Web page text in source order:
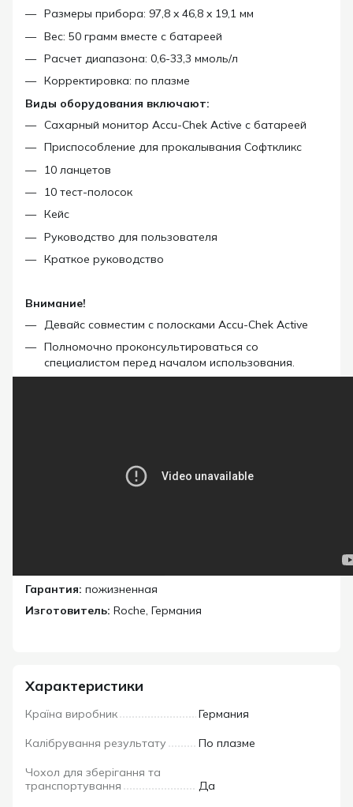
Размеры прибора: 97,8 x 46,8 x 19,1 мм
Вес: 50 грамм вместе с батареей
Расчет диапазона: 0,6-33,3 ммоль/л
Корректировка: по плазме
Виды оборудования включают:
Сахарный монитор Accu-Chek Active с батареей
Приспособление для прокалывания Софткликс
10 ланцетов
10 тест-полосок
Кейс
Руководство для пользователя
Краткое руководство
Внимание!
Девайс совместим с полосками Accu-Chek Active
Полномочно проконсультироваться со
специалистом перед началом использования.
Гарантия: пожизненная
Изготовитель: Roche, Германия
Характеристики
Країна виробник Германия
Калібрування результату По плазме
Чохол для зберігання та
транспортування
Да